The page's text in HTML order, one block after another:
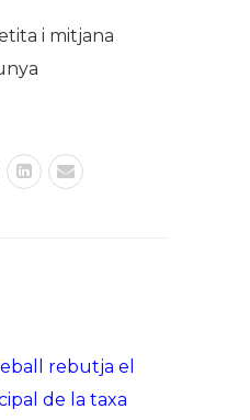
i mitjana
rebutja el
de la taxa